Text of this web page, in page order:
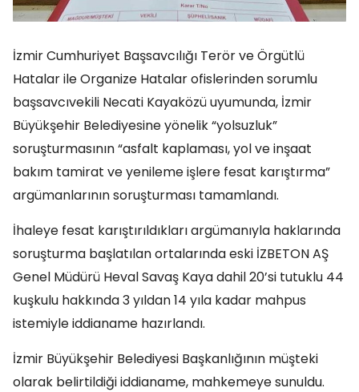
İzmir Cumhuriyet Başsavcılığı Terör ve Örgütlü
Hatalar ile Organize Hatalar ofislerinden sorumlu
başsavcıvekili Necati Kayaközü uyumunda, İzmir
Büyükşehir Belediyesine yönelik “yolsuzluk”
soruşturmasının “asfalt kaplaması, yol ve inşaat
bakım tamirat ve yenileme işlere fesat karıştırma”
argümanlarının soruşturması tamamlandı.
İhaleye fesat karıştırıldıkları argümanıyla haklarında
soruşturma başlatılan ortalarında eski İZBETON AŞ
Genel Müdürü Heval Savaş Kaya dahil 20’si tutuklu 44
kuşkulu hakkında 3 yıldan 14 yıla kadar mahpus
istemiyle iddianame hazırlandı.
İzmir Büyükşehir Belediyesi Başkanlığının müşteki
olarak belirtildiği iddianame, mahkemeye sunuldu.